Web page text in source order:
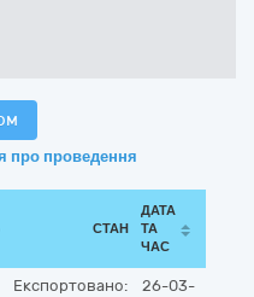
про проведення
СТАН
ДАТА
ТА
ЧАС
Експортовано:
26-03-